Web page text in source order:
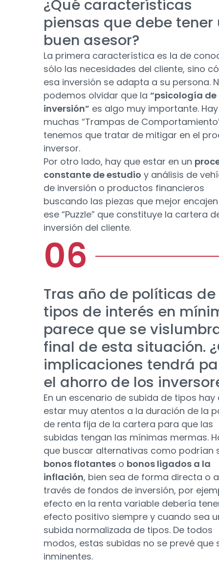
¿Qué características
piensas que debe tener
buen asesor?
La primera característica es la de
sólo las necesidades del cliente, sino
esa inversión se adapta a su persona.
podemos olvidar que la “psicología de
inversión” es algo muy importante. Hay
muchas “Trampas de
tenemos que tratar de mitigar en el
inversor.
Por otro lado, hay que estar en un
constante de estudio y análisis de
de inversión o productos financieros
buscando las piezas que mejor
ese “Puzzle” que constituye la cartera
inversión del cliente.
Tras año de políticas de
tipos de interés en
parece que se
final de esta situación.
implicaciones tendrá
el ahorro de los
En un escenario de subida de tipos hay
estar muy atentos a la duración de la
de renta fija de la cartera para que las
subidas tengan las mínimas mermas.
que buscar alternativas como podrían
bonos flotantes o bonos ligados a la
inflación, bien sea de forma directa o a
través de fondos de inversión, por
efecto en la renta variable debería
efecto positivo siempre y cuando sea
subida normalizada de tipos. De todos
modos, estas subidas no se prevé que
inminentes.